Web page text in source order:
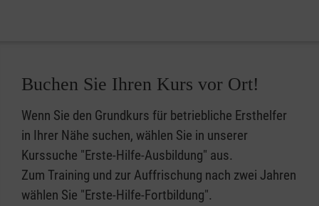
Buchen Sie Ihren Kurs vor Ort!
Wenn Sie den Grundkurs für betriebliche Ersthelfer
in Ihrer Nähe suchen, wählen Sie in unserer
Kurssuche "Erste-Hilfe-Ausbildung" aus.
Zum Training und zur Auffrischung nach zwei Jahren
wählen Sie "Erste-Hilfe-Fortbildung".